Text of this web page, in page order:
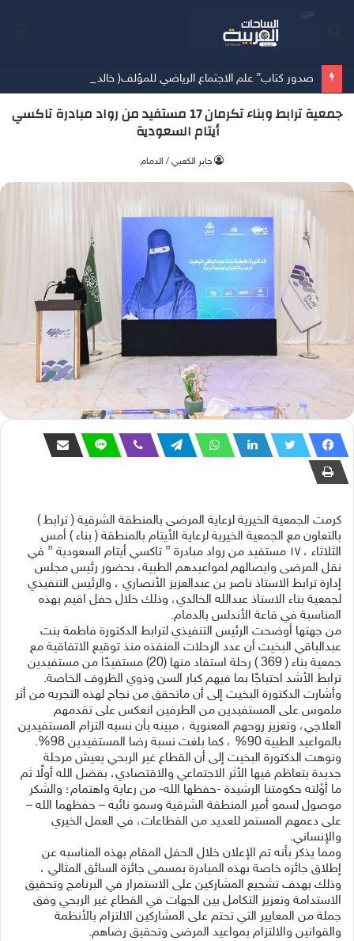
صدور كتاب” علم الاجتماع الرياضي للمؤلف( خالد الدوس)
جمعية ترابط وبناء تكرمان 17 مستفيد من رواد مبادرة تاكسي
أيتام السعودية
جابر الكعبي / الدمام
كرمت الجمعية الخيرية لرعاية المرضى بالمنطقة الشرقية ( ترابط )
بالتعاون مع الجمعية الخيرية لرعاية الأيتام بالمنطقة ( بناء ) أمس
الثلاثاء ، ١٧ مستفيد من رواد مبادرة ” تاكسي أيتام السعودية ” في
نقل المرضى وايصالهم لمواعيدهم الطبية، بحضور رئيس مجلس
إدارة ترابط الاستاذ ناصر بن عبدالعزيز الأنصاري ، والرئيس التنفيذي
لجمعية بناء الاستاذ عبدالله الخالدي، وذلك خلال حفل اقيم بهذه
المناسبة في قاعة الأندلس بالدمام.
من جهتها أوضحت الرئيس التنفيذي لترابط الدكتورة فاطمة بنت
عبدالباقي البخيت أن عدد الرحلات المنفذه منذ توقيع الاتفاقية مع
جمعية بناء ( 369 ) رحلة استفاد منها (20) مستفيدًا من مستفيدين
ترابط الأشد احتياجًا بما فيهم كبار السن وذوي الظروف الخاصة.
وأشارت الدكتورة البخيت إلى أن ماتحقق من نجاح لهذه التجربه من أثر
ملموس على المستفيدين من الطرفين انعكس على تقدمهم
العلاجي، وتعزيز روحهم المعنوية ، مبينه بأن نسبه التزام المستفيدين
بالمواعيد الطبية 90% ، كما بلغت نسبة رضا المستفيدين 98%.
ونوهت الدكتورة البخيت إلى أن القطاع غير الربحي يعيش مرحلة
جديدة يتعاظم فيها الأثر الاجتماعي والاقتصادي، بفضل الله أولًا ثم
ما أوْلته حكومتنا الرشيدة -حفظها الله- من رعاية واهتمام؛ والشكر
موصول لسمو أمير المنطقة الشرقية وسمو نائبه – حفظهما الله –
على دعمهم المستمر للعديد من القطاعات، في العمل الخيري
والإنساني.
ومما يذكر بأنه تم الإعلان خلال الحفل المقام بهذه المناسبه عن
إطلاق جائزه خاصة بهذه المبادرة بمسمى جائزة السائق المثالي ،
وذلك بهدف تشجيع المشاركين على الاستمرار في البرنامج وتحقيق
الاستدامة وتعزيز التكامل بين الجهات في القطاع غير الربحي وفق
جملة من المعايير التي تحتم على المشاركين الالتزام بالأنظمة
والقوانين والالتزام بمواعيد المرضى وتحقيق رضاهم.